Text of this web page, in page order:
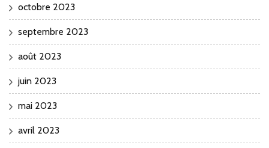
octobre 2023
septembre 2023
août 2023
juin 2023
mai 2023
avril 2023